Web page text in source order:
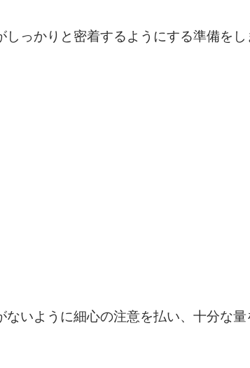
っかりと密着するようにする準備をし
いように細心の注意を払い、十分な量